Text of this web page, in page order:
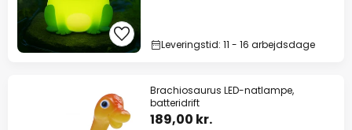
Leveringstid: 11 - 16 arbejdsdage
Brachiosaurus LED-natlampe,
batteridrift
189,00 kr.